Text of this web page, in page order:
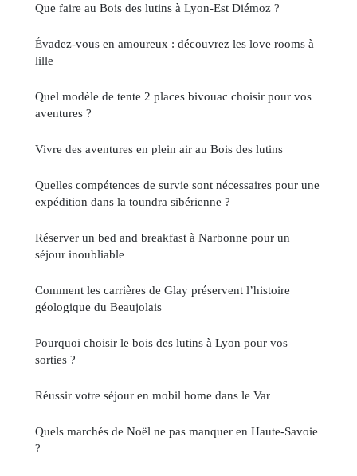
Que faire au Bois des lutins à Lyon-Est Diémoz ?
Évadez-vous en amoureux : découvrez les love rooms à
lille
Quel modèle de tente 2 places bivouac choisir pour vos
aventures ?
Vivre des aventures en plein air au Bois des lutins
Quelles compétences de survie sont nécessaires pour une
expédition dans la toundra sibérienne ?
Réserver un bed and breakfast à Narbonne pour un
séjour inoubliable
Comment les carrières de Glay préservent l’histoire
géologique du Beaujolais
Pourquoi choisir le bois des lutins à Lyon pour vos
sorties ?
Réussir votre séjour en mobil home dans le Var
Quels marchés de Noël ne pas manquer en Haute-Savoie
?